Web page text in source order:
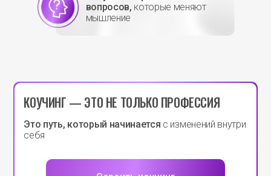
вопросов, которые меняют
мышление
КОУЧИНГ — ЭТО НЕ ТОЛЬКО ПРОФЕССИЯ
Это путь, который начинается с изменений внутри
себя